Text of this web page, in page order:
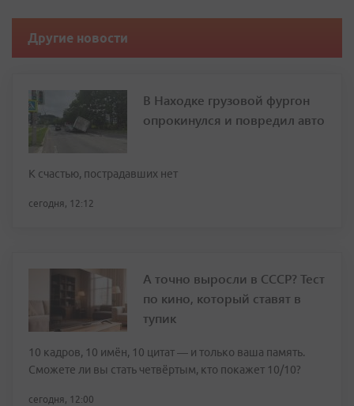
Другие новости
В Находке грузовой фургон
опрокинулся и повредил авто
К счастью, пострадавших нет
сегодня, 12:12
А точно выросли в СССР? Тест
по кино, который ставят в
тупик
10 кадров, 10 имён, 10 цитат — и только ваша память.
Сможете ли вы стать четвёртым, кто покажет 10/10?
сегодня, 12:00